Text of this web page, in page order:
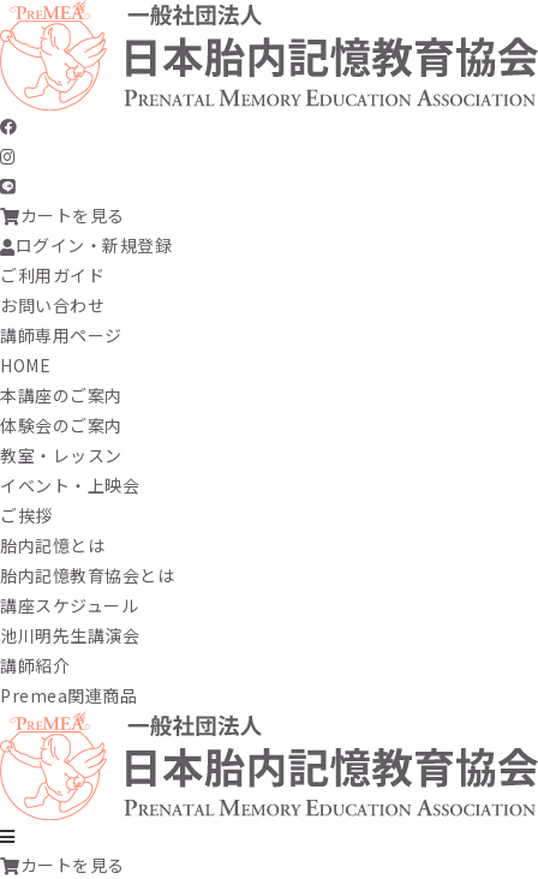
カートを見る
ログイン・新規登録
ご利用ガイド
お問い合わせ
講師専用ページ
HOME
本講座のご案内
体験会のご案内
教室・レッスン
イベント・上映会
ご挨拶
胎内記憶とは
胎内記憶教育協会とは
講座スケジュール
池川明先生講演会
講師紹介
Premea関連商品
カートを見る